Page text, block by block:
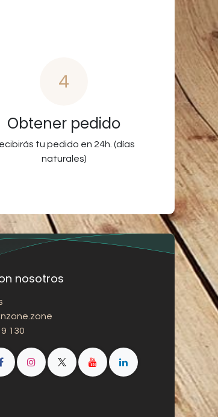
4
Obtener pedido
tu pedido en 24h. (días
naturales)
nosotros
130